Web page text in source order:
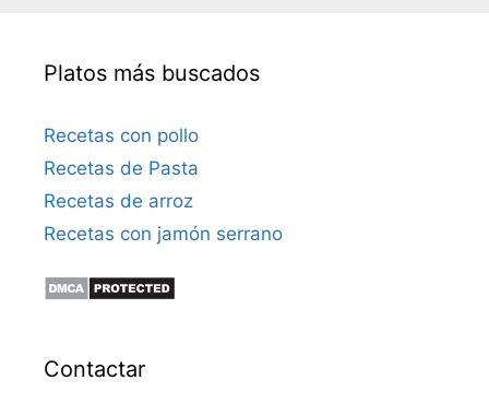
Platos más buscados
Recetas con pollo
Recetas de Pasta
Recetas de arroz
Recetas con jamón serrano
Contactar